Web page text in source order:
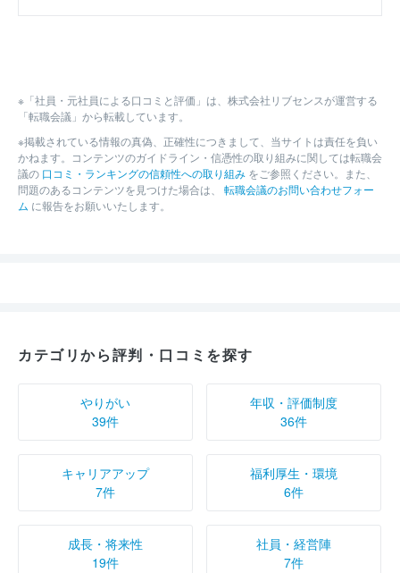
※「社員・元社員による口コミと評価」は、株式会社リブセンスが運営する
「転職会議」から転載しています。
※掲載されている情報の真偽、正確性につきまして、当サイトは責任を負い
かねます。コンテンツのガイドライン・信憑性の取り組みに関しては転職会
議の 口コミ・ランキングの信頼性への取り組み をご参照ください。また、
問題のあるコンテンツを見つけた場合は、 転職会議のお問い合わせフォー
ム に報告をお願いいたします。
カテゴリから評判・口コミを探す
やりがい
39件
年収・評価制度
36件
キャリアアップ
7件
福利厚生・環境
6件
成長・将来性
19件
社員・経営陣
7件